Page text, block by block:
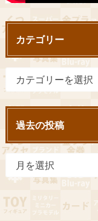
カテゴリー
過去の投稿